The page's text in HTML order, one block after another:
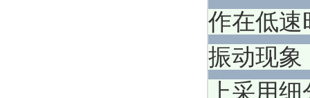
作在低速
振动现象
上采用